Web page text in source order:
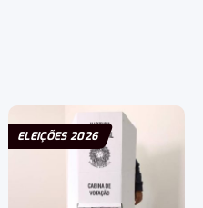
ELEIÇÕES 2026